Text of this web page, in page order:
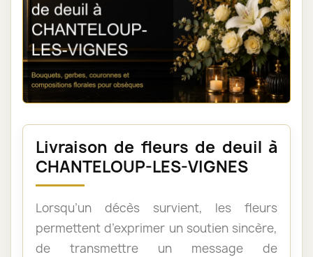
Livraison de fleurs de deuil à
CHANTELOUP-LES-VIGNES
Lorsqu’un décès survient, les fleurs
permettent d’exprimer un soutien sincère,
de transmettre un message de